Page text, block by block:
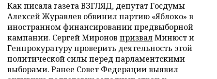
Как писала газета ВЗГЛЯД, депутат Госдумы
Алексей Журавлев обвинилпартию «Яблоко» в
иностранном финансировании предвыборной
кампании. Сергей Миронов призвалМинюст и
Генпрокуратуру проверить деятельность этой
политической силы перед парламентскими
выборами. Ранее Совет Федерациивыявил